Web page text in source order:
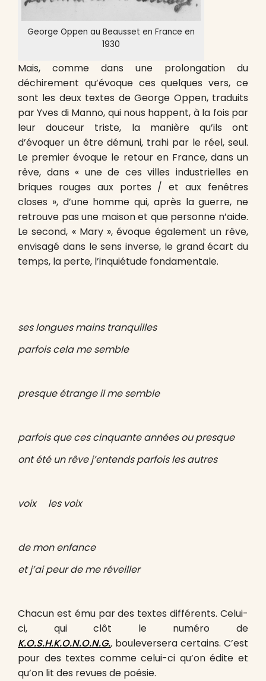
George Oppen au Beausset en France en
1930
Mais, comme dans une prolongation du
déchirement qu’évoque ces quelques vers, ce
sont les deux textes de George Oppen, traduits
par Yves di Manno, qui nous happent, à la fois par
leur douceur triste, la manière qu’ils ont
d’évoquer un être démuni, trahi par le réel, seul.
Le premier évoque le retour en France, dans un
rêve, dans « une de ces villes industrielles en
briques rouges aux portes / et aux fenêtres
closes », d’une homme qui, après la guerre, ne
retrouve pas une maison et que personne n’aide.
Le second, « Mary », évoque également un rêve,
envisagé dans le sens inverse, le grand écart du
temps, la perte, l’inquiétude fondamentale.
ses longues mains tranquilles
parfois cela me semble
presque étrange il me semble
parfois que ces cinquante années ou presque
ont été un rêve j’entends parfois les autres
voix les voix
de mon enfance
et j’ai peur de me réveiller
Chacun est ému par des textes différents. Celui-
ci, qui clôt le numéro de
K.O.S.H.K.O.N.O.N.G., bouleversera certains. C’est
pour des textes comme celui-ci qu’on édite et
qu’on lit des revues de poésie.